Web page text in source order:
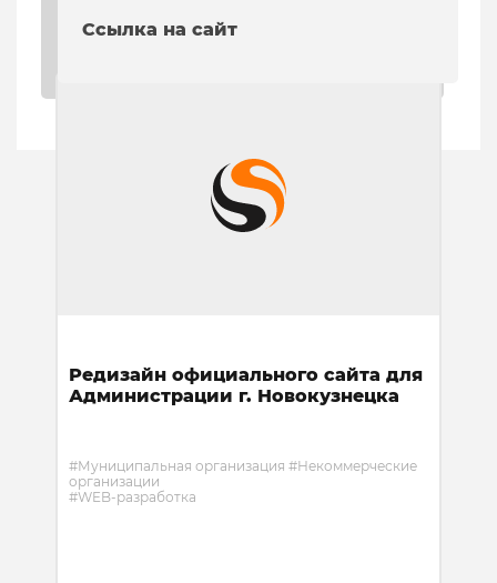
Ссылка на сайт
Редизайн официального сайта для
Администрации г. Новокузнецка
#Муниципальная организация #Некоммерческие
организации
#WEB-разработка